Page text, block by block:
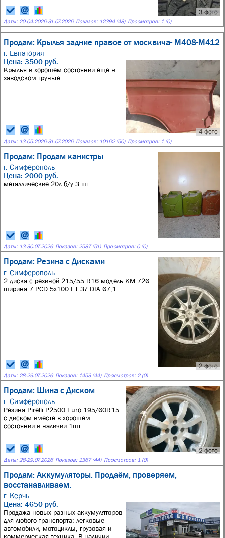
3 фото
Даты: 20.04.2026-31.07.2026 Показов: 12394 (48) Просмотров: 1 (0)
Продам: Крылья задние правое от москвича- М408-М412
г. Евпатория
4 фото
Цена: 3500 руб.
Крылья в хорошем состоянии еще в
заводском груньте.
Даты: 13.05.2026-31.07.2026 Показов: 10162 (50) Просмотров: 1 (0)
Продам: Продам канистры
г. Симферополь
Цена: 2000 руб.
металлические 20л б/у 3 шт.
Даты: 13-30.07.2026 Показов: 2587 (51) Просмотров: 0 (0)
Продам: Резина с Дисками
г. Симферополь
2 фото
2 диска с резиной 215/55 R16 модель KM 726
ширина 7 PCD 5x100 ET 37 DIA 67,1.
Даты: 28-29.07.2026 Показов: 1453 (44) Просмотров: 2 (0)
Продам: Шина с Диском
г. Симферополь
2 фото
Резина Pirelli P2500 Euro 195/60R15
с диском вместе в хорошем
состоянии в наличии 1шт.
Даты: 28-29.07.2026 Показов: 1367 (44) Просмотров: 1 (0)
Продам: Аккумуляторы. Продаём, проверяем,
восстанавливаем.
г. Керчь
Цена: 4650 руб.
Продажа новых разных аккумуляторов
для любого транспорта: легковые
автомобили, мотоциклы, грузовая и